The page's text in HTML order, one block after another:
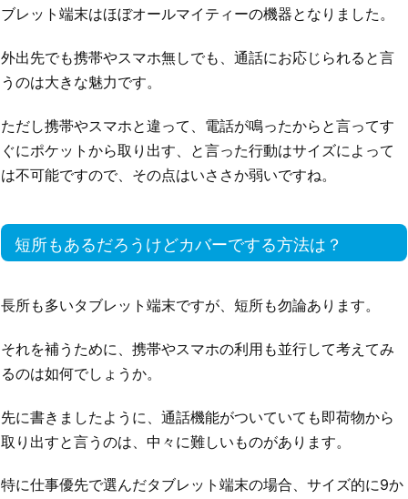
ブレット端末はほぼオールマイティーの機器となりました。
外出先でも携帯やスマホ無しでも、通話にお応じられると言
うのは大きな魅力です。
ただし携帯やスマホと違って、電話が鳴ったからと言ってす
ぐにポケットから取り出す、と言った行動はサイズによって
は不可能ですので、その点はいささか弱いですね。
短所もあるだろうけどカバーでする方法は？
長所も多いタブレット端末ですが、短所も勿論あります。
それを補うために、携帯やスマホの利用も並行して考えてみ
るのは如何でしょうか。
先に書きましたように、通話機能がついていても即荷物から
取り出すと言うのは、中々に難しいものがあります。
特に仕事優先で選んだタブレット端末の場合、サイズ的に9か